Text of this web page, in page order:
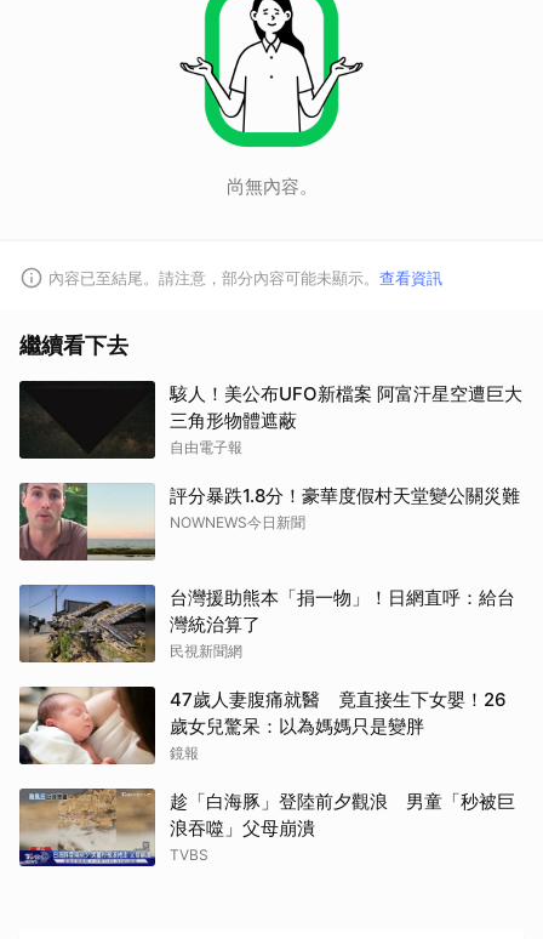
尚無內容。
內容已至結尾。請注意，部分內容可能未顯示。 查看資訊
繼續看下去
駭人！美公布UFO新檔案 阿富汗星空遭巨大
三角形物體遮蔽
自由電子報
評分暴跌1.8分！豪華度假村天堂變公關災難
NOWNEWS今日新聞
台灣援助熊本「捐一物」！日網直呼：給台
灣統治算了
民視新聞網
47歲人妻腹痛就醫 竟直接生下女嬰！26
歲女兒驚呆：以為媽媽只是變胖
鏡報
趁「白海豚」登陸前夕觀浪 男童「秒被巨
浪吞噬」父母崩潰
TVBS